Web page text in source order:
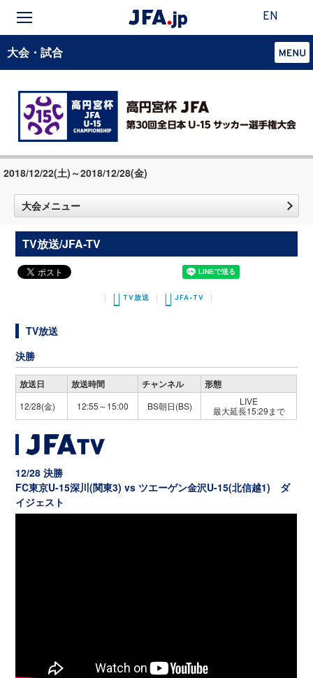
EN
大会・試合
2018/12/22(土)～2018/12/28(金)
大会メニュー
TV放送/JFA-TV
TV放送 JFA-TV
TV放送
決勝
放送日 放送時間 チャンネル 形態
12/28(金) 12:55～15:00 BS朝日(BS)
LIVE
最大延長15:29まで
12/28 決勝
FC東京U-15深川(関東3) vs ツエーゲン金沢U-15(北信越1) ダ
イジェスト